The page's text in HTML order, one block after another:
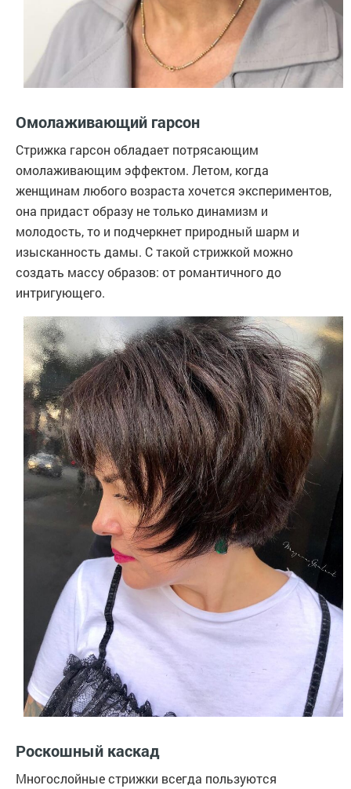
Омолаживающий гарсон
Стрижка гарсон обладает потрясающим
омолаживающим эффектом. Летом, когда
женщинам любого возраста хочется экспериментов,
она придаст образу не только динамизм и
молодость, то и подчеркнет природный шарм и
изысканность дамы. С такой стрижкой можно
создать массу образов: от романтичного до
интригующего.
Роскошный каскад
Многослойные стрижки всегда пользуются